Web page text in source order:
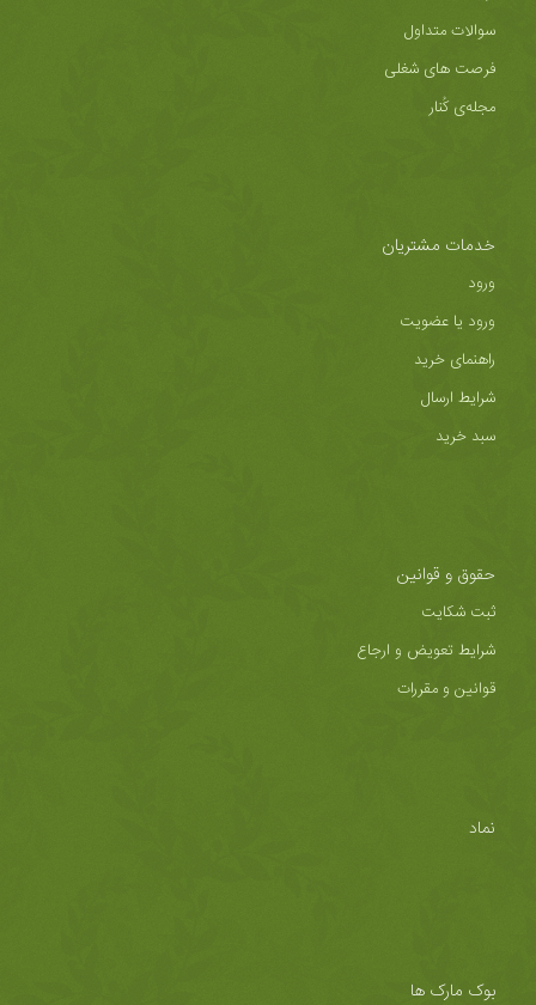
سوالات متداول
فرصت های شغلی
مجله‌ی کُنار
خدمات مشتریان
ورود
ورود یا عضویت
راهنمای خرید
شرایط ارسال
سبد خرید
حقوق و قوانین
ثبت شکایت
شرایط تعویض و ارجاع
قوانین و مقررات
نماد
بوک مارک ها